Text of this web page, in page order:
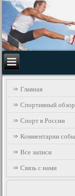
Главная
Спортивный обзор
Спорт в России
Комментарии
Все записи
Связь с нами